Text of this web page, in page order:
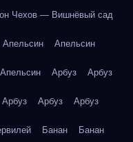
Чехов — Вишнёвый сад
Апельсин Апельсин
Апельсин Арбуз Арбуз
Арбуз Арбуз Арбуз
Банан Банан